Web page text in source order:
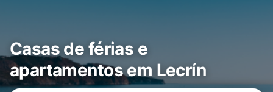
Casas de férias e
apartamentos em Lecrín